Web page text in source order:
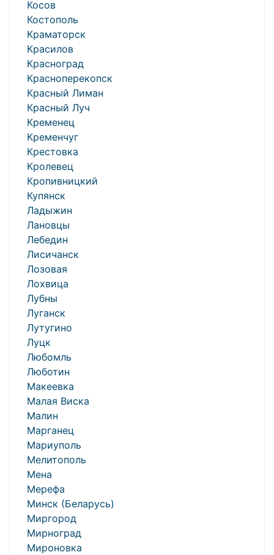
Косов
Костополь
Краматорск
Красилов
Красноград
Красноперекопск
Красный Лиман
Красный Луч
Кременец
Кременчуг
Крестовка
Кролевец
Кропивницкий
Купянск
Ладыжин
Лановцы
Лебедин
Лисичанск
Лозовая
Лохвица
Лубны
Луганск
Лутугино
Луцк
Любомль
Люботин
Макеевка
Малая Виска
Малин
Марганец
Мариуполь
Мелитополь
Мена
Мерефа
Минск (Беларусь)
Миргород
Мирноград
Мироновка